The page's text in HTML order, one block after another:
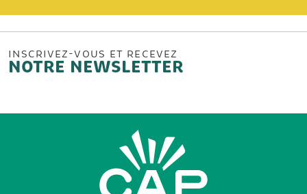
INSCRIVEZ-VOUS ET RECEVEZ
NOTRE NEWSLETTER